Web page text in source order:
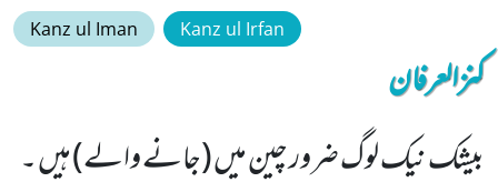
Kanz ul Iman Kanz ul Irfan
کنزالعرفان
بیشک نیک لوگ ضرور چین میں (جانے والے) ہیں ۔